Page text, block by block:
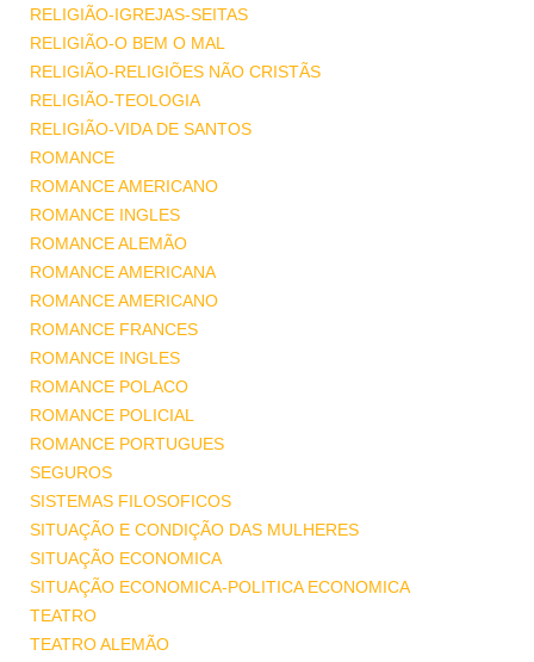
RELIGIÃO-IGREJAS-SEITAS
RELIGIÃO-O BEM O MAL
RELIGIÃO-RELIGIÕES NÃO CRISTÃS
RELIGIÃO-TEOLOGIA
RELIGIÃO-VIDA DE SANTOS
ROMANCE
ROMANCE AMERICANO
ROMANCE INGLES
ROMANCE ALEMÃO
ROMANCE AMERICANA
ROMANCE AMERICANO
ROMANCE FRANCES
ROMANCE INGLES
ROMANCE POLACO
ROMANCE POLICIAL
ROMANCE PORTUGUES
SEGUROS
SISTEMAS FILOSOFICOS
SITUAÇÃO E CONDIÇÃO DAS MULHERES
SITUAÇÃO ECONOMICA
SITUAÇÃO ECONOMICA-POLITICA ECONOMICA
TEATRO
TEATRO ALEMÃO